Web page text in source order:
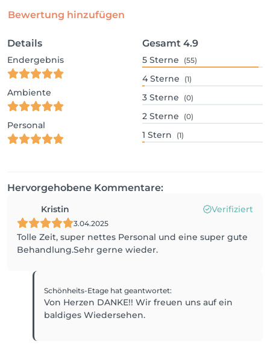
Bewertung hinzufügen
Details
Endergebnis
Ambiente
Personal
Gesamt 4.9
5 Sterne (55)
4 Sterne (1)
3 Sterne (0)
2 Sterne (0)
1 Stern (1)
Hervorgehobene Kommentare:
Kristin Verifiziert
3.04.2025
Tolle Zeit, super nettes Personal und eine super gute
Behandlung.Sehr gerne wieder.
Schönheits-Etage hat geantwortet:
Von Herzen DANKE!! Wir freuen uns auf ein
baldiges Wiedersehen.